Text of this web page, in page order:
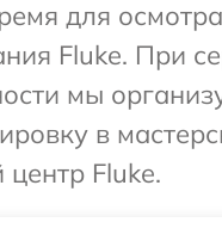
для осмотра
Fluke. При
мы
в
Fluke.